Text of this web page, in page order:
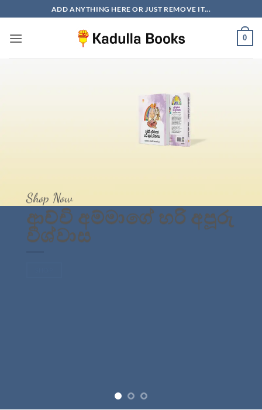
to
content
ADD ANYTHING HERE OR JUST REMOVE IT...
0